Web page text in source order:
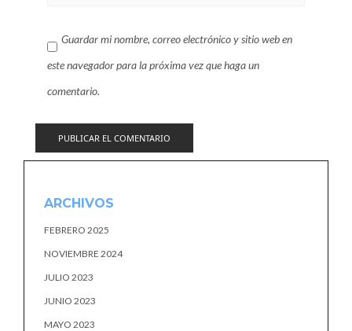
Guardar mi nombre, correo electrónico y sitio web en
este navegador para la próxima vez que haga un
comentario.
ARCHIVOS
FEBRERO 2025
NOVIEMBRE 2024
JULIO 2023
JUNIO 2023
MAYO 2023